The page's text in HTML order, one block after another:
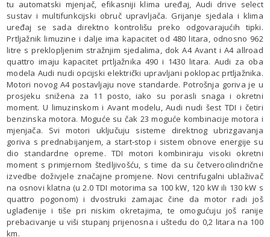
tu automatski mjenjač, efikasniji klima uređaj, Audi drive select
sustav i multifunkcijski obruč upravljača. Grijanje sjedala i klima
uređaj se sada direktno kontrolišu preko odgovarajućih tipki.
Prtljažnik limuzine i dalje ima kapacitet od 480 litara, odnosno 962
litre s preklopljenim stražnjim sjedalima, dok A4 Avant i A4 allroad
quattro imaju kapacitet prtljažnika 490 i 1430 litara. Audi za oba
modela Audi nudi opcijski električki upravljani poklopac prtljažnika.
Motori novog A4 postavljaju nove standarde. Potrošnja goriva je u
prosjeku snižena za 11 posto, iako su porasli snaga i okretni
moment. U limuzinskom i Avant modelu, Audi nudi šest TDI i četiri
benzinska motora. Moguće su čak 23 moguće kombinacije motora i
mjenjača. Svi motori uključuju sisteme direktnog ubrizgavanja
goriva s prednabijanjem, a start-stop i sistem obnove energije su
dio standardne opreme. TDI motori kombiniraju visoki okretni
moment s primjernom štedljivošću, s time da su četverocilindrične
izvedbe doživjele značajne promjene. Novi centrifugalni ublaživač
na osnovi klatna (u 2.0 TDI motorima sa 100 kW, 120 kW ili 130 kW s
quattro pogonom) i dvostruki zamajac čine da motor radi još
uglađenije i tiše pri niskim okretajima, te omogućuju još ranije
prebacivanje u viši stupanj prijenosna i uštedu do 0,2 litara na 100
km.